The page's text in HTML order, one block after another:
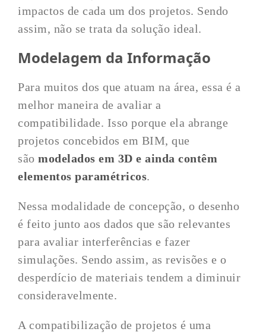
impactos de cada um dos projetos. Sendo
assim, não se trata da solução ideal.
Modelagem da Informação
Para muitos dos que atuam na área, essa é a
melhor maneira de avaliar a
compatibilidade. Isso porque ela abrange
projetos concebidos em BIM, que
sãomodelados em 3D e ainda contêm
elementos paramétricos.
Nessa modalidade de concepção, o desenho
é feito junto aos dados que são relevantes
para avaliar interferências e fazer
simulações. Sendo assim, as revisões e o
desperdício de materiais tendem a diminuir
consideravelmente.
A compatibilização de projetos é uma